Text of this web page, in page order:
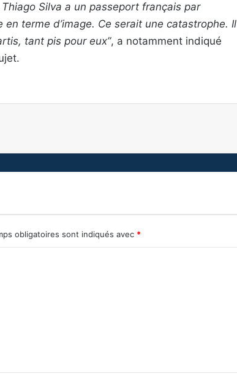
Silva a un passeport français par
en terme d’image. Ce serait une catastrophe. Il
tant pis pour eux”, a notamment indiqué
obligatoires sont indiqués avec *